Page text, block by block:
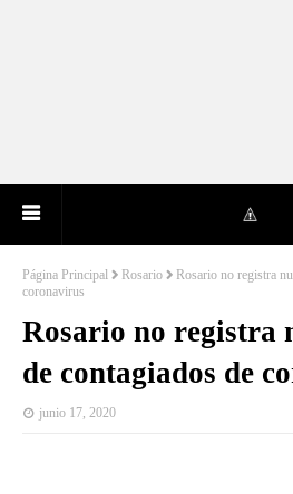
Página Principal Rosario
Rosario no registra
coronavirus
Rosario no registra
de contagiados de
junio 17, 2020